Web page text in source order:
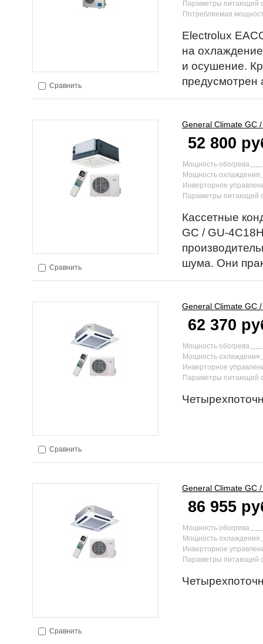
Сравнить
Параметры питающей
Потребляемая
Electrolux
на
и осушение.
предусмотрен
Сравнить
General Climate GC
52 800
Мощность обогрева
Мощность охлаждения
Инверторное
Параметры питающей
Кассетные
GC / GU-
шума. Они
Сравнить
General Climate GC
62 370
Мощность обогрева
Мощность охлаждения
Инверторное
Параметры питающей
Сравнить
General Climate GC
86 955
Мощность обогрева
Мощность охлаждения
Инверторное
Параметры питающей